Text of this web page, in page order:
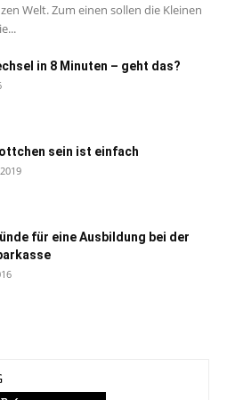
Welt. Zum einen sollen die Kleinen
in 8 Minuten – geht das?
sein ist einfach
für eine Ausbildung bei der